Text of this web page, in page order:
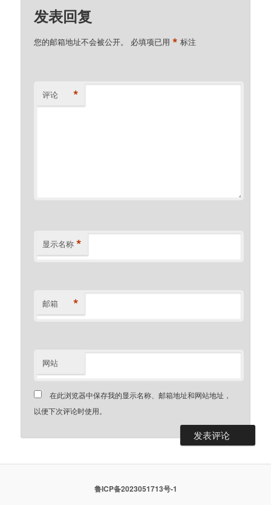
发表回复
您的邮箱地址不会被公开。 必填项已用* 标注
评论 *
显示名称 *
邮箱 *
网站
在此浏览器中保存我的显示名称、邮箱地址和网站地址，
以便下次评论时使用。
鲁ICP备2023051713号-1